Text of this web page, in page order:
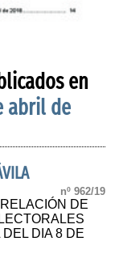
en
abril de
nº 962/19
DE
DIA 8 DE